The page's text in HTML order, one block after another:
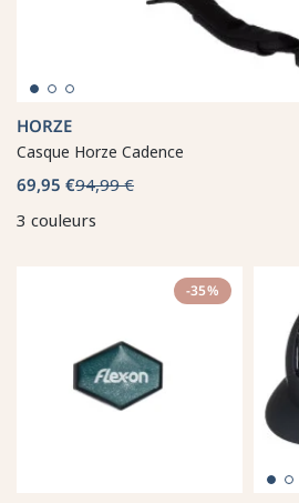
HORZE
Casque Horze Cadence
69,95 €94,99 €
3 couleurs
-35%